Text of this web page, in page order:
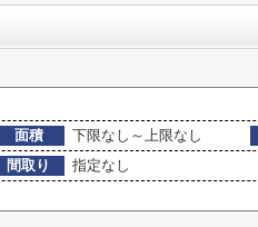
面積 下限なし～上限なし
間取り
指定なし